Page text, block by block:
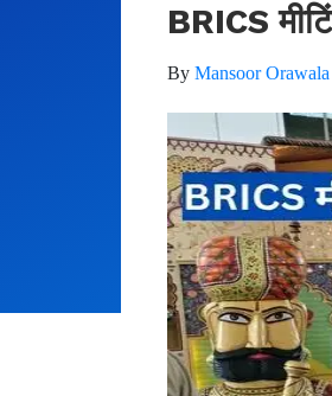
BRICS
By Mansoor Orawala